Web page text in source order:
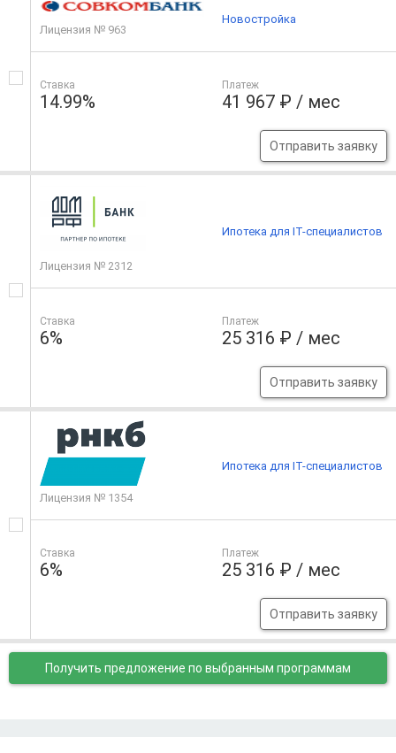
Лицензия № 963
Ставка
14.99%
Платеж
41 967 ₽ / мес
Отправить заявку
Новостройка
Лицензия № 2312
Ставка
6%
Платеж
25 316 ₽ / мес
Отправить заявку
Ипотека для IT-специалистов
Лицензия № 1354
Ставка
6%
Платеж
25 316 ₽ / мес
Отправить заявку
Ипотека для IT-специалистов
Получить предложение по выбранным программам